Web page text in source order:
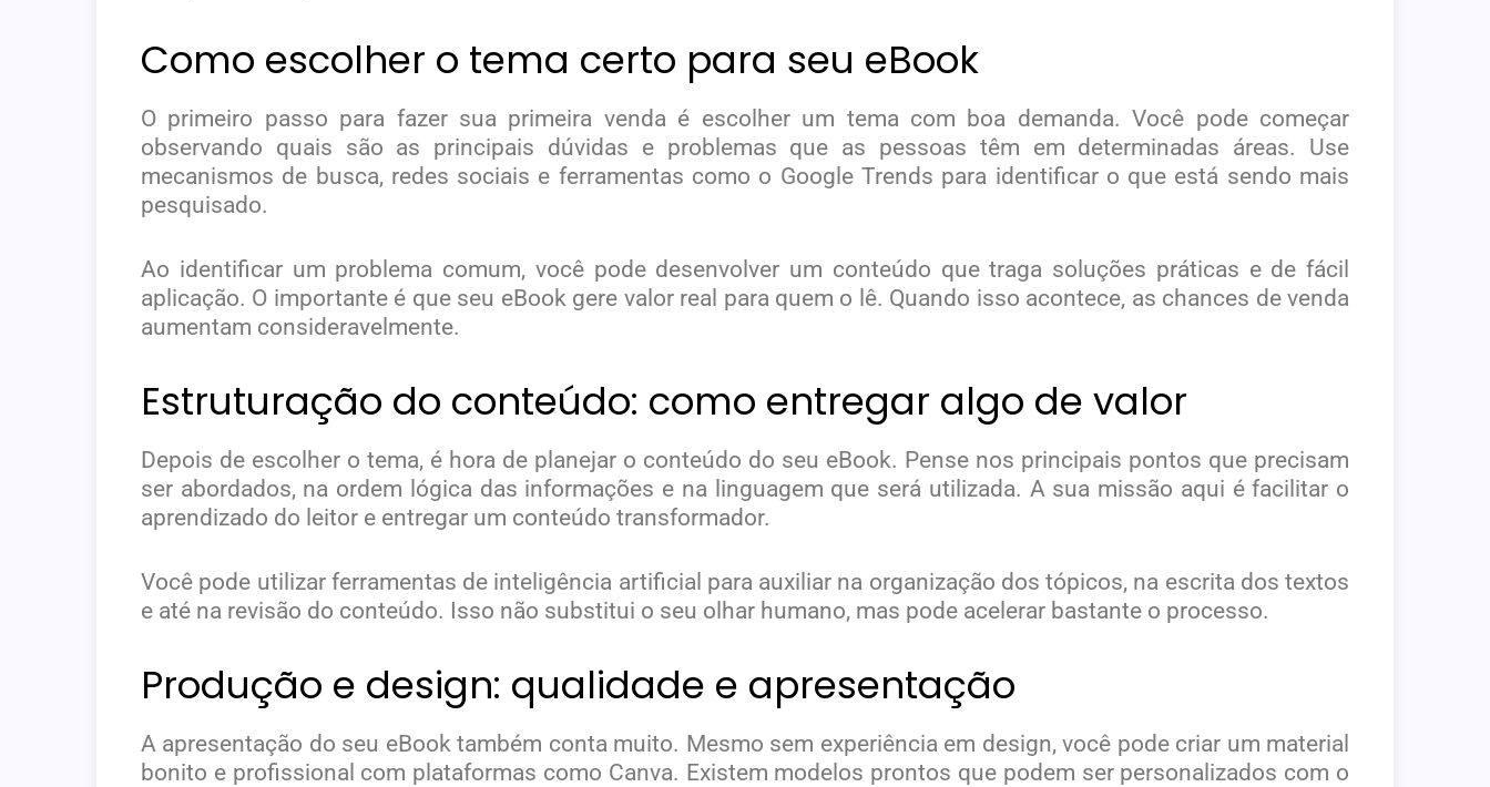
Como escolher o tema certo para seu eBook
O primeiro passo para fazer sua primeira venda é escolher um tema com boa demanda. Você pode começar
observando quais são as principais dúvidas e problemas que as pessoas têm em determinadas áreas. Use
mecanismos de busca, redes sociais e ferramentas como o Google Trends para identificar o que está sendo mais
pesquisado.
Ao identificar um problema comum, você pode desenvolver um conteúdo que traga soluções práticas e de fácil
aplicação. O importante é que seu eBook gere valor real para quem o lê. Quando isso acontece, as chances de venda
aumentam consideravelmente.
Estruturação do conteúdo: como entregar algo de valor
Depois de escolher o tema, é hora de planejar o conteúdo do seu eBook. Pense nos principais pontos que precisam
ser abordados, na ordem lógica das informações e na linguagem que será utilizada. A sua missão aqui é facilitar o
aprendizado do leitor e entregar um conteúdo transformador.
Você pode utilizar ferramentas de inteligência artificial para auxiliar na organização dos tópicos, na escrita dos textos
e até na revisão do conteúdo. Isso não substitui o seu olhar humano, mas pode acelerar bastante o processo.
Produção e design: qualidade e apresentação
A apresentação do seu eBook também conta muito. Mesmo sem experiência em design, você pode criar um material
bonito e profissional com plataformas como Canva. Existem modelos prontos que podem ser personalizados com o